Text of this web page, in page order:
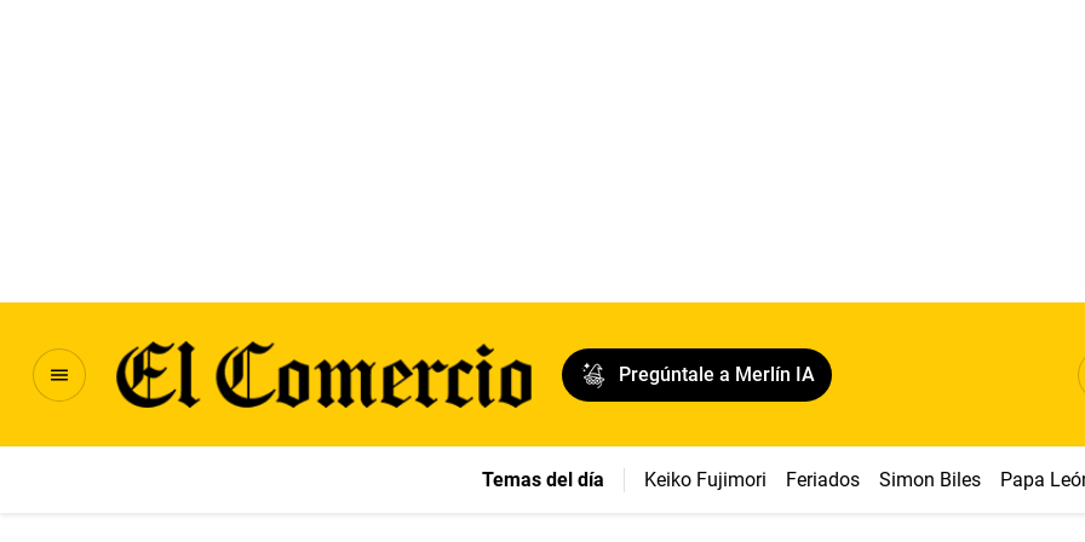
Pregúntale a Merlín IA
Temas del día Keiko Fujimori Feriados Simon Biles Papa